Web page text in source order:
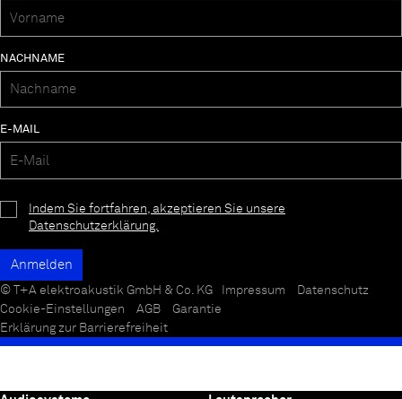
NACHNAME
E-MAIL
Indem Sie fortfahren, akzeptieren Sie unsere
Datenschutzerklärung.
© T+A elektroakustik GmbH & Co. KG Impressum
Datenschutz
Cookie-Einstellungen
AGB
Garantie
Erklärung zur Barrierefreiheit